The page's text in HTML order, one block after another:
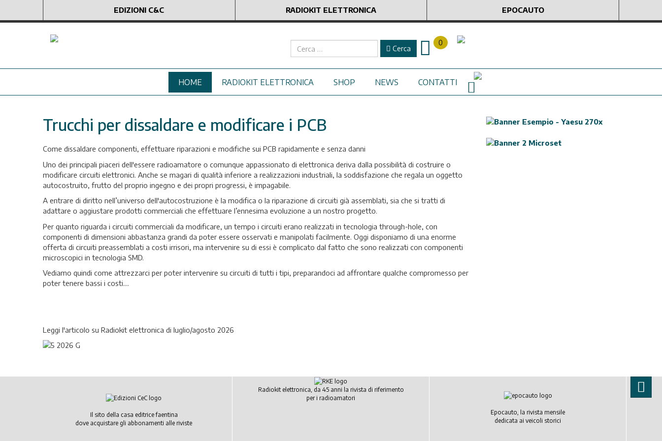
EDIZIONI C&C RADIOKIT ELETTRONICA EPOCAUTO
Cerca Cerca
0
HOME RADIOKIT ELETTRONICA SHOP NEWS CONTATTI
Trucchi per dissaldare e modificare i PCB
Come dissaldare componenti, effettuare riparazioni e modifiche sui PCB rapidamente e senza danni
Uno dei principali piaceri dell'essere radioamatore o comunque appassionato di elettronica deriva dalla possibilità di costruire o
modificare circuiti elettronici. Anche se magari di qualità inferiore a realizzazioni industriali, la soddisfazione che regala un oggetto
autocostruito, frutto del proprio ingegno e dei propri progressi, è impagabile.
A entrare di diritto nell’universo dell'autocostruzione è la modifica o la riparazione di circuiti già assemblati, sia che si tratti di
adattare o aggiustare prodotti commerciali che effettuare l’ennesima evoluzione a un nostro progetto.
Per quanto riguarda i circuiti commerciali da modificare, un tempo i circuiti erano realizzati in tecnologia through-hole, con
componenti di dimensioni abbastanza grandi da poter essere osservati e manipolati facilmente. Oggi disponiamo di una enorme
offerta di circuiti preassemblati a costi irrisori, ma intervenire su di essi è complicato dal fatto che sono realizzati con componenti
microscopici in tecnologia SMD.
Vediamo quindi come attrezzarci per poter intervenire su circuiti di tutti i tipi, preparandoci ad affrontare qualche compromesso per
poter tenere bassi i costi....
Leggi l'articolo su Radiokit elettronica di luglio/agosto 2026
Il sito della casa editrice faentina
dove acquistare gli abbonamenti alle riviste
Radiokit elettronica, da 45 anni la rivista di riferimento
per i radioamatori
Epocauto, la rivista mensile
dedicata ai veicoli storici